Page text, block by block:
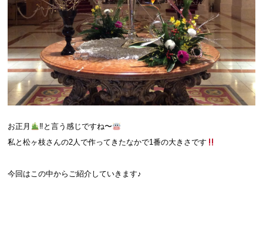
お正月
‼︎と言う感じですね〜
私と松ヶ枝さんの2人で作ってきたなかで1番の大きさです
今回はこの中からご紹介していきます♪